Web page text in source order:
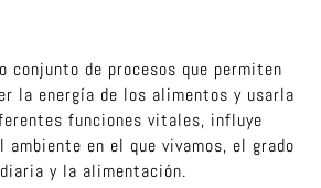
conjunto de procesos que permiten
la energía de los alimentos y usarla
funciones vitales, influye
en el que vivamos, el grado
y la alimentación.